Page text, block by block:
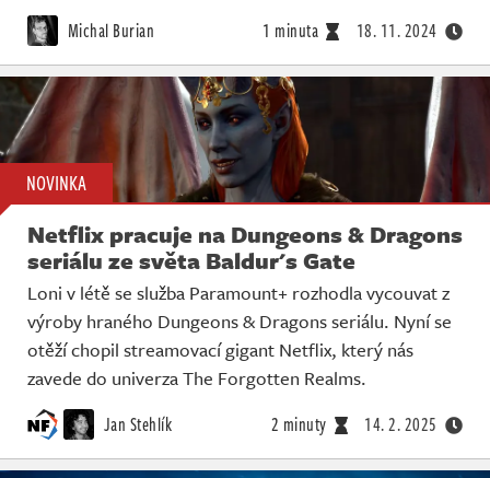
Michal Burian 1 minuta 18. 11. 2024
NOVINKA
Netflix pracuje na Dungeons & Dragons
seriálu ze světa Baldur's Gate
Loni v létě se služba Paramount+ rozhodla vycouvat z
výroby hraného Dungeons & Dragons seriálu. Nyní se
otěží chopil streamovací gigant Netflix, který nás
zavede do univerza The Forgotten Realms.
Jan Stehlík 2 minuty 14. 2. 2025